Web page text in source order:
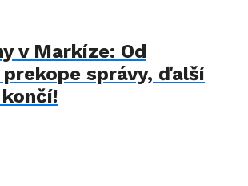
v Markíze: Od
správy, ďalší